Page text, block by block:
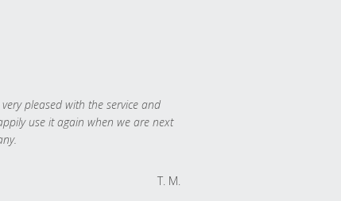
very pleased with the service and
use it again when we are next
T. M.